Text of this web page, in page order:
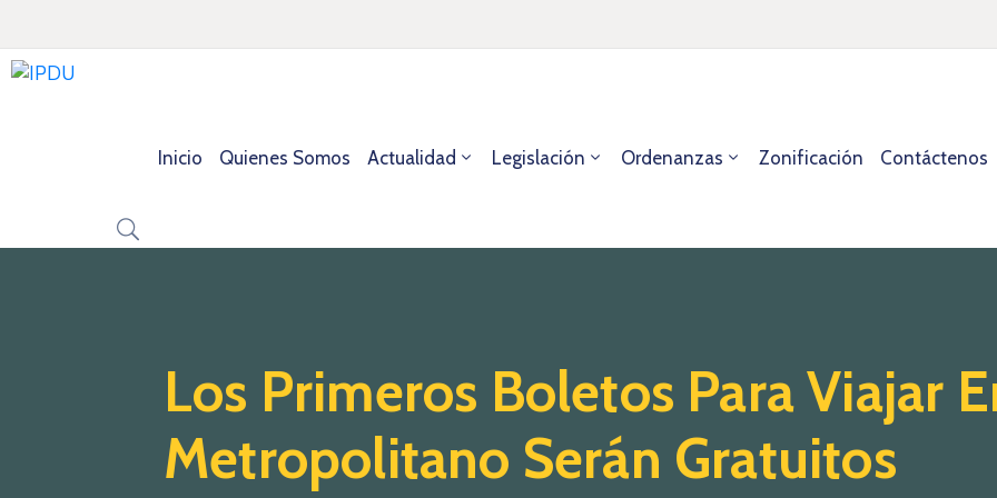
Inicio Quienes Somos Actualidad Legislación Ordenanzas Zonificación Contáctenos
Los Primeros Boletos Para Viajar
Metropolitano Serán Gratuitos